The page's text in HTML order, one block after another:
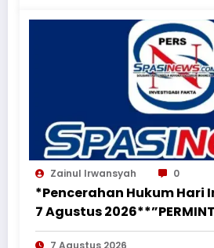
Zainul Irwansyah 0
*Pencerahan Hukum Hari
7 Agustus
PERUBAHAN PEKERJAAN
7 Agustus 2026